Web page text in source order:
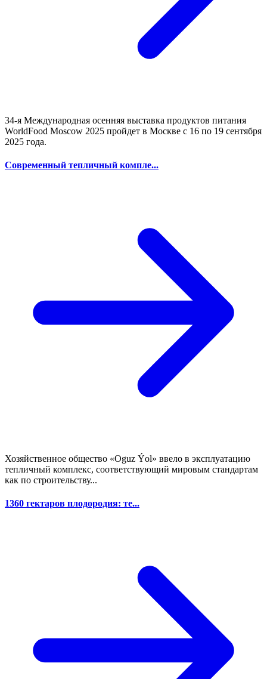
34-я Международная осенняя выставка продуктов питания
WorldFood Moscow 2025 пройдет в Москве с 16 по 19 сентября
2025 года.
Современный тепличный компле...
Хозяйственное общество «Oguz Ýol» ввело в эксплуатацию
тепличный комплекс, соответствующий мировым стандартам
как по строительству...
1360 гектаров плодородия: те...